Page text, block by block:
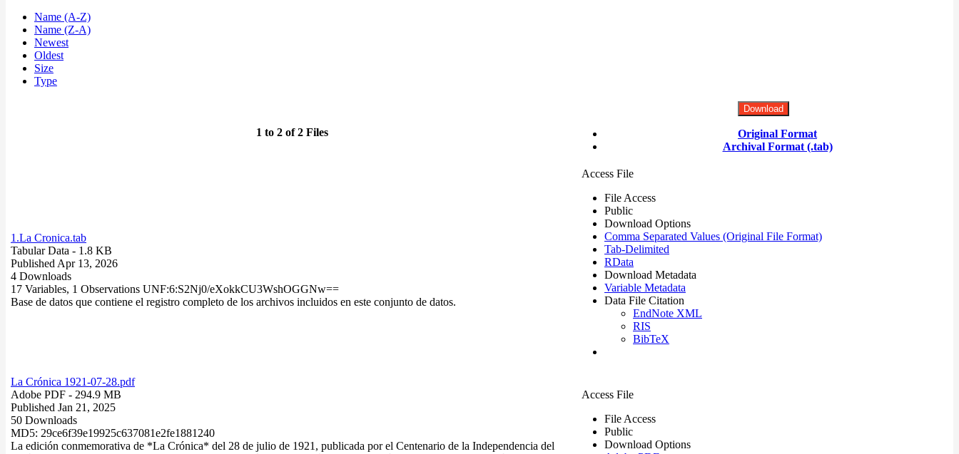
Name (A-Z)
Name (Z-A)
Newest
Oldest
Size
Type
1 to 2 of 2 Files
Download
Original Format
Archival Format (.tab)
1.La Cronica.tab
Tabular Data - 1.8 KB
Published Apr 13, 2026
4 Downloads
17 Variables, 1 Observations UNF:6:S2Nj0/eXokkCU3WshOGGNw==
Base de datos que contiene el registro completo de los archivos incluidos en este conjunto de datos.
Access File
File Access
Public
Download Options
Comma Separated Values (Original File Format)
Tab-Delimited
RData
Download Metadata
Variable Metadata
Data File Citation
EndNote XML
RIS
BibTeX
La Crónica 1921-07-28.pdf
Adobe PDF - 294.9 MB
Published Jan 21, 2025
50 Downloads
MD5: 29ce6f39e19925c637081e2fe1881240
La edición conmemorativa de *La Crónica* del 28 de julio de 1921, publicada por el Centenario de la Independencia del
Access File
File Access
Public
Download Options